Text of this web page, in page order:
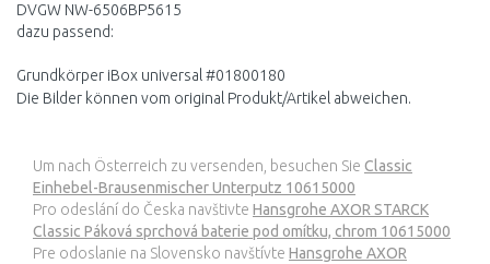
DVGW NW-6506BP5615
dazu passend:
Grundkörper iBox universal #01800180
Die Bilder können vom original Produkt/Artikel abweichen.
Um nach Österreich zu versenden, besuchen Sie Classic
Einhebel-Brausenmischer Unterputz 10615000
Pro odeslání do Česka navštivte Hansgrohe AXOR STARCK
Classic Páková sprchová baterie pod omítku, chrom 10615000
Pre odoslanie na Slovensko navštívte Hansgrohe AXOR